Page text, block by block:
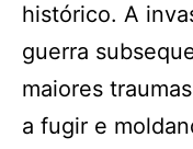
histórico. A
guerra
maiores
a fugir e